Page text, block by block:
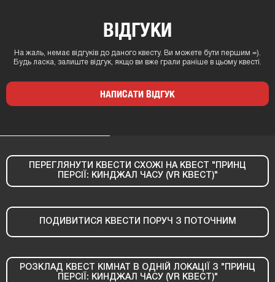
ВІДГУКИ
На жаль, немає відгуків до даного квесту. Ви можете бути першим =).
Будь ласка, залиште відгук, якщо ви вже грали раніше в цьому квесті.
НАПИСАТИ ВІДГУК
ПЕРЕГЛЯНУТИ КВЕСТИ СХОЖІ НА КВЕСТ "ПРИНЦ
ПЕРСІЇ: КИНДЖАЛ ЧАСУ (VR КВЕСТ)"
ПОДИВИТИСЯ КВЕСТИ ПОРУЧ З ПОТОЧНИМ
РОЗКЛАД КВЕСТ КІМНАТ В ОДНІЙ ЛОКАЦІЇ З "ПРИНЦ
ПЕРСІЇ: КИНДЖАЛ ЧАСУ (VR КВЕСТ)"